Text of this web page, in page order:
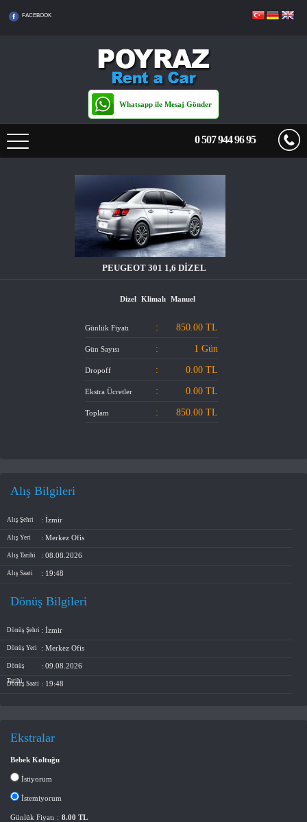
Whatsapp ile Mesaj Gönder
FACEBOOK
ANASAYFA
FİYAT LİSTESİ
TRANSFER
İLETİŞİM
0 507 944 96 95
PEUGEOT 301 1,6 DİZEL
Dizel Klimalı Manuel
Günlük Fiyatı : 850.00 TL
Gün Sayısı : 1 Gün
Dropoff : 0.00 TL
Ekstra Ücretler : 0.00 TL
Toplam : 850.00 TL
Alış Bilgileri
Alış Şehri : İzmir
Alış Yeri : Merkez Ofis
Alış Tarihi : 08.08.2026
Alış Saati : 19:48
Dönüş Bilgileri
Dönüş Şehri : İzmir
Dönüş Yeri : Merkez Ofis
Dönüş
Tarihi
: 09.08.2026
Dönüş Saati : 19:48
Ekstralar
Bebek Koltuğu
İstiyorum
İstemiyorum
Günlük Fiyatı : 8.00 TL